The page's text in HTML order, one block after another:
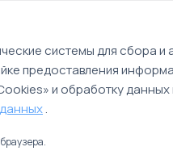
Россия Туры
Олы
системы для сбора
предоставления
и обработку данных
.